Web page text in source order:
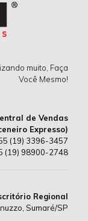
muito, Faça
Você Mesmo!
de Vendas
Expresso)
(19) 3396-3457
(19) 98900-2748
Regional
Sumaré/SP